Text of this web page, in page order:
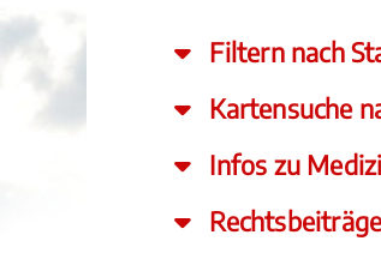
Filtern nach
Kartensuche
Infos zu